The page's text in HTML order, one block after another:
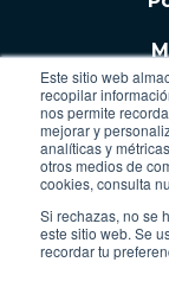
Este sitio web
recopilar
nos permite
mejorar y
analíticas y
otros medios de
cookies, consulta
Si rechazas, no se
este sitio web. Se
recordar tu